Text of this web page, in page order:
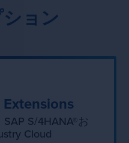
。
ョン
S/4HANA®お
Cloud